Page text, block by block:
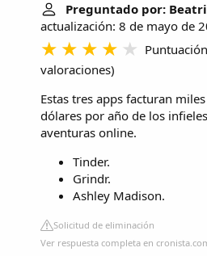
Preguntado por:
actualización: 8 de mayo de
valoraciones)
Estas tres apps facturan
dólares por año de los
aventuras online.
Tinder.
Grindr.
Ashley Madison.
Solicitud de eliminación
Ver respuesta completa en